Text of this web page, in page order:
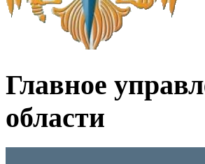
Главное
области